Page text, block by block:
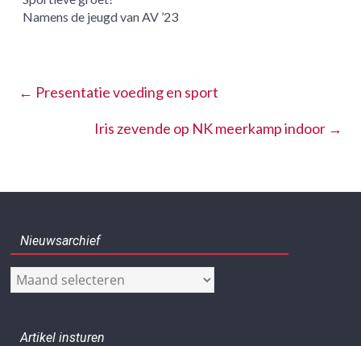
Namens de jeugd van AV ’23
← Presentatie voeding en sport
Iris zevende op NK meerkamp indoor →
Nieuwsarchief
Nieuwsarchief
Artikel insturen